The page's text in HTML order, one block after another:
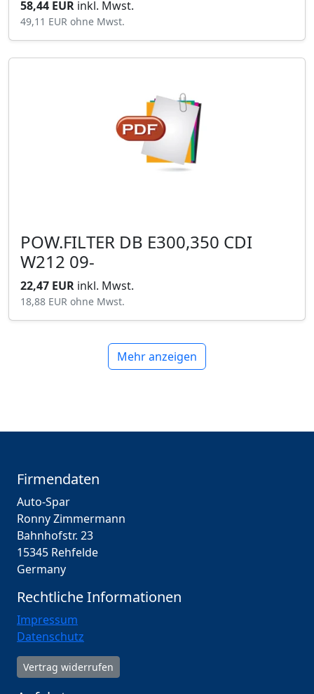
58,44 EUR inkl. Mwst.
49,11 EUR ohne Mwst.
POW.FILTER DB E300,350 CDI
W212 09-
22,47 EUR inkl. Mwst.
18,88 EUR ohne Mwst.
Mehr anzeigen
Firmendaten
Auto-Spar
Ronny Zimmermann
Bahnhofstr. 23
15345 Rehfelde
Germany
Rechtliche Informationen
Impressum
Datenschutz
Vertrag widerrufen